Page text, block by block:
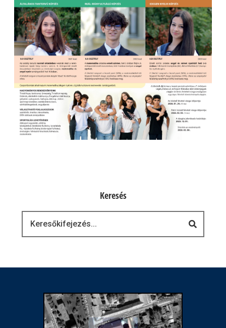
Keresés